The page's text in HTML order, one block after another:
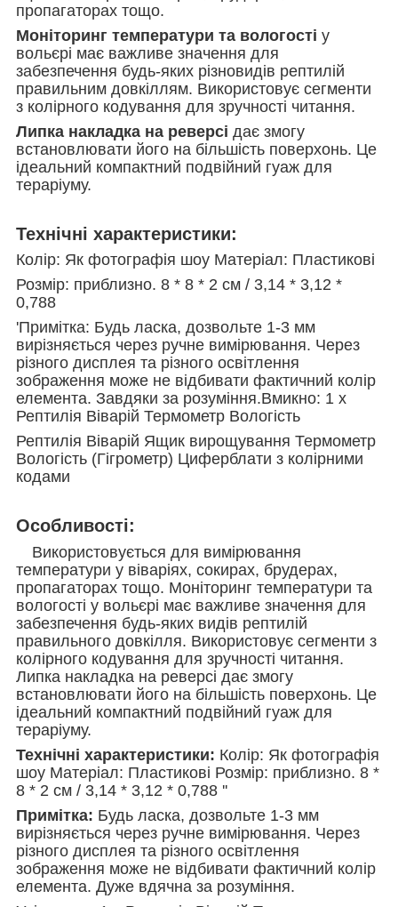
пропагаторах тощо.
Моніторинг температури та вологості у
вольєрі має важливе значення для
забезпечення будь-яких різновидів рептилій
правильним довкіллям. Використовує сегменти
з колірного кодування для зручності читання.
Липка накладка на реверсі дає змогу
встановлювати його на більшість поверхонь. Це
ідеальний компактний подвійний гуаж для
тераріуму.
Технічні характеристики:
Колір: Як фотографія шоу Матеріал: Пластикові
Розмір: приблизно. 8 * 8 * 2 см / 3,14 * 3,12 *
0,788
'Примітка: Будь ласка, дозвольте 1-3 мм
вирізняється через ручне вимірювання. Через
різного дисплея та різного освітлення
зображення може не відбивати фактичний колір
елемента. Завдяки за розуміння.Вмикно: 1 x
Рептилія Віварій Термометр Вологість
Рептилія Віварій Ящик вирощування Термометр
Вологість (Гігрометр) Циферблати з колірними
кодами
Особливості:
Використовується для вимірювання
температури у віваріях, сокирах, брудерах,
пропагаторах тощо. Моніторинг температури та
вологості у вольєрі має важливе значення для
забезпечення будь-яких видів рептилій
правильного довкілля. Використовує сегменти з
колірного кодування для зручності читання.
Липка накладка на реверсі дає змогу
встановлювати його на більшість поверхонь. Це
ідеальний компактний подвійний гуаж для
тераріуму.
Технічні характеристики: Колір: Як фотографія
шоу Матеріал: Пластикові Розмір: приблизно. 8 *
8 * 2 см / 3,14 * 3,12 * 0,788 ''
Примітка: Будь ласка, дозвольте 1-3 мм
вирізняється через ручне вимірювання. Через
різного дисплея та різного освітлення
зображення може не відбивати фактичний колір
елемента. Дуже вдячна за розуміння.